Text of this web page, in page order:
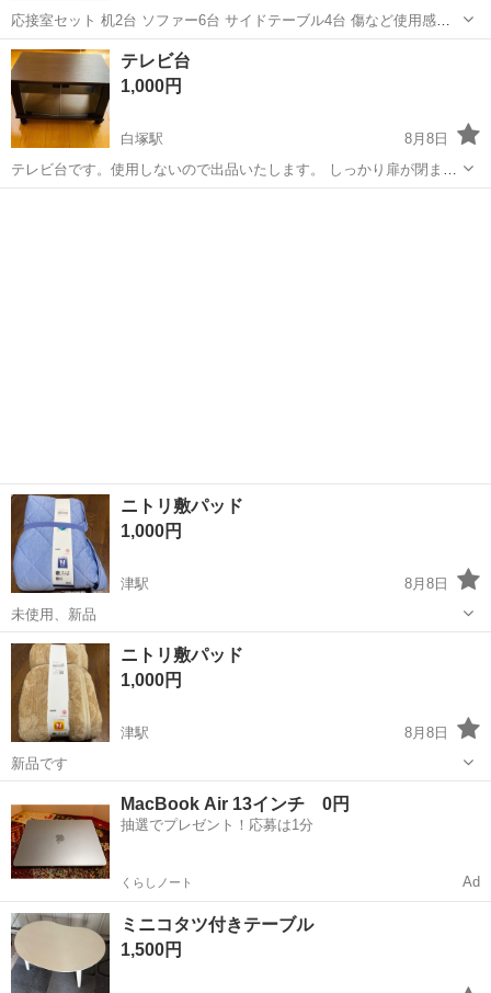
応接室セット 机2台 ソファー6台 サイドテーブル4台 傷など使用感は
あります。 全部まとめてお譲りします。
三重 津市 一身田駅
テレビ台
1,000円
白塚駅
8月8日
テレビ台です。使用しないので出品いたします。 しっかり扉が閉まり
ません。 神経質な方は購入をお控えください。 どんな理由があっても
ニトリ敷パッド
1,000円
津駅
8月8日
未使用、新品
三重 津市 津駅 寝具
ニトリ敷パッド
1,000円
津駅
8月8日
新品です
MacBook Air 13インチ 0円
抽選でプレゼント！応募は1分
くらしノート Ad
ミニコタツ付きテーブル
1,500円